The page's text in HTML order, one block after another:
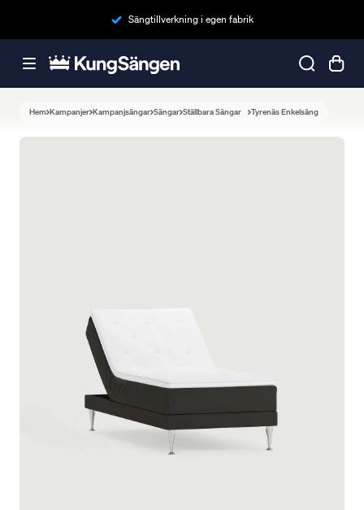
Sängtillverkning i egen fabrik
Hem Kampanjer Kampanjsängar Sängar Ställbara Sängar Tyrenäs Enkelsäng